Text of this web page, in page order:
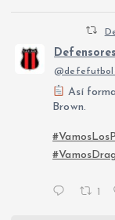
Así
Brown.